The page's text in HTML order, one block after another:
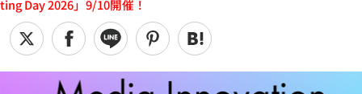
ting Day 2026」9/10開催！